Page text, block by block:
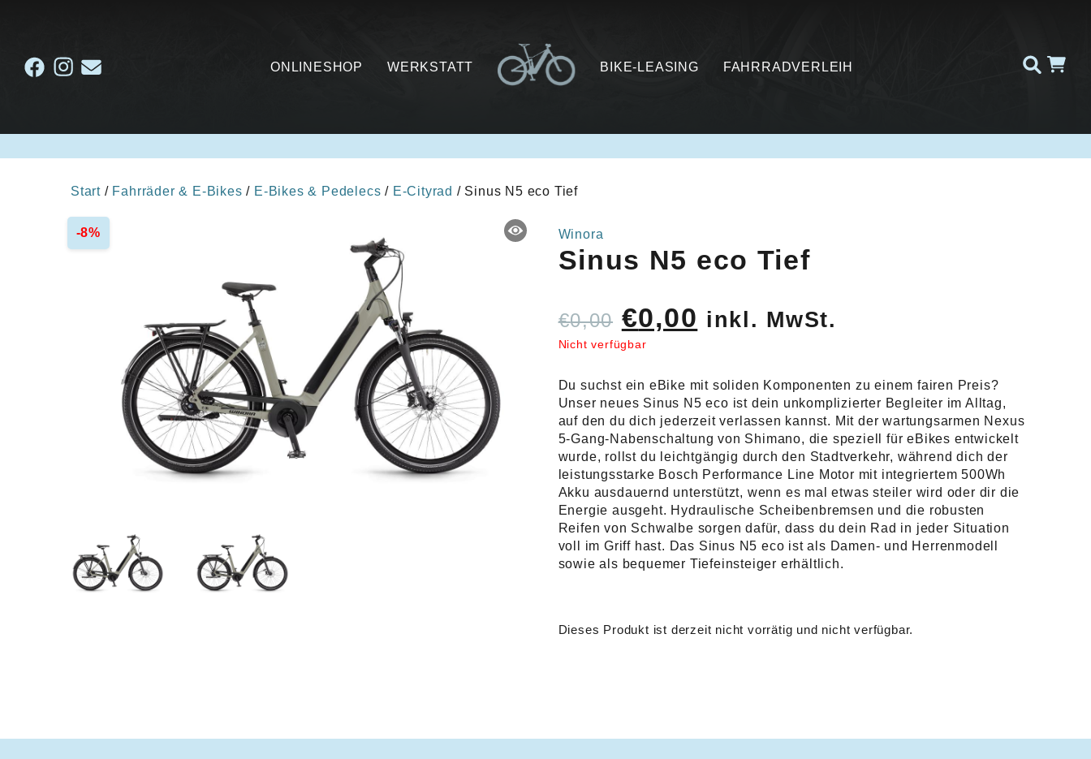
ONLINESHOP WERKSTATT BIKE-LEASING FAHRRADVERLEIH
Start / Fahrräder & E-Bikes / E-Bikes & Pedelecs / E-Cityrad / Sinus N5 eco Tief
-8% Winora
Sinus N5 eco Tief
€0,00 Ursprünglicher
Preis
war:
€0,00
€0,00 Aktueller
ist:
€0,00.
inkl. MwSt.
Nicht verfügbar
Du suchst ein eBike mit soliden Komponenten zu einem fairen Preis?
Unser neues Sinus N5 eco ist dein unkomplizierter Begleiter im Alltag,
auf den du dich jederzeit verlassen kannst. Mit der wartungsarmen Nexus
5-Gang-Nabenschaltung von Shimano, die speziell für eBikes entwickelt
wurde, rollst du leichtgängig durch den Stadtverkehr, während dich der
leistungsstarke Bosch Performance Line Motor mit integriertem 500Wh
Akku ausdauernd unterstützt, wenn es mal etwas steiler wird oder dir die
Energie ausgeht. Hydraulische Scheibenbremsen und die robusten
Reifen von Schwalbe sorgen dafür, dass du dein Rad in jeder Situation
voll im Griff hast. Das Sinus N5 eco ist als Damen- und Herrenmodell
sowie als bequemer Tiefeinsteiger erhältlich.
Dieses Produkt ist derzeit nicht vorrätig und nicht verfügbar.